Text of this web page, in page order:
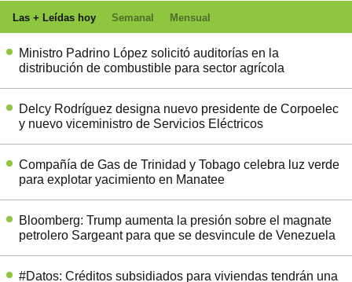
Las + Leídas hoy Semanal Mensual
Ministro Padrino López solicitó auditorías en la
distribución de combustible para sector agrícola
Delcy Rodríguez designa nuevo presidente de Corpoelec
y nuevo viceministro de Servicios Eléctricos
Compañía de Gas de Trinidad y Tobago celebra luz verde
para explotar yacimiento en Manatee
Bloomberg: Trump aumenta la presión sobre el magnate
petrolero Sargeant para que se desvincule de Venezuela
#Datos: Créditos subsidiados para viviendas tendrán una